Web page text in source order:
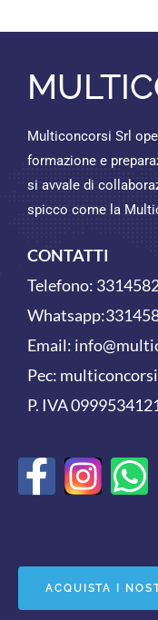
Multiconcorsi Srl
formazione e
si avvale di
spicco come la
CONTATTI
Telefono:
Whatsapp:
Email:
Pec:
P. IVA
F
e
W
t
ACQUISTA I